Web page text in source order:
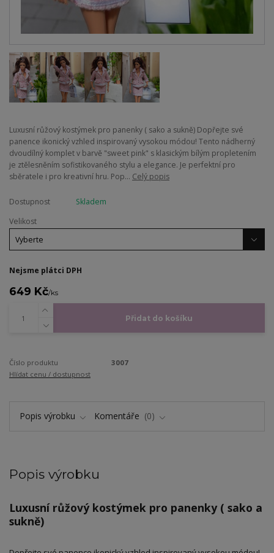
Luxusní růžový kostýmek pro panenky ( sako a sukně) Dopřejte své
panence ikonický vzhled inspirovaný vysokou módou! Tento nádherný
dvoudílný komplet v barvě "sweet pink" s klasickým bílým propletením
je ztělesněním sofistikovaného stylu a elegance. Je perfektní pro
sběratele i pro kreativní hru. Pop... Celý popis
Dostupnost
Skladem
Velikost
Nejsme plátci DPH
649 Kč/ks
Přidat do košíku
Číslo produktu
3007
Hlídat cenu / dostupnost
Popis výrobku Komentáře 0
Popis výrobku
Luxusní růžový kostýmek pro panenky ( sako a
sukně)